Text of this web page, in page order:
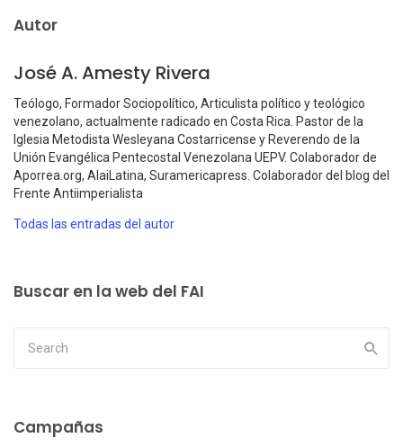
Autor
José A. Amesty Rivera
Teólogo, Formador Sociopolítico, Articulista político y teológico
venezolano, actualmente radicado en Costa Rica. Pastor de la
Iglesia Metodista Wesleyana Costarricense y Reverendo de la
Unión Evangélica Pentecostal Venezolana UEPV. Colaborador de
Aporrea.org, AlaiLatina, Suramericapress. Colaborador del blog del
Frente Antiimperialista
Todas las entradas del autor
Buscar en la web del FAI
Campañas